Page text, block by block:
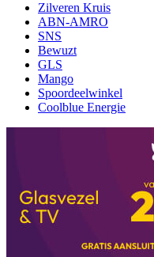
Zilveren Kruis
ABN-AMRO
SNS
Bewuzt
GLS
Mango
Spoordeelwinkel
Coolblue Energie